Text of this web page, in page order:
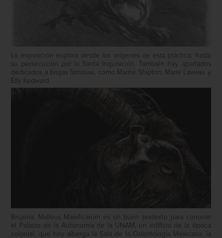
La exposición explora desde los orígenes de esta práctica, hasta
su persecución por la Santa Inquisición. También hay apartados
dedicados a brujas famosas, como Madre Shipton, Marie Laveau y
Elly Kedward.
Brujería: Malleus Maleficarum es un buen pretexto para conocer
el Palacio de la Autonomía de la UNAM, un edificio de la época
colonial, que hoy alberga la Sala de la Odontología Mexicana, la